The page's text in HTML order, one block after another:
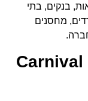
בנקים, בתי
מחסנים
Carnival